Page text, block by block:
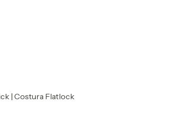
| Costura Flatlock